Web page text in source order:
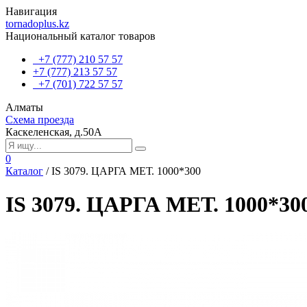
Навигация
tornadoplus.kz
Национальный каталог товаров
+7 (777) 210 57 57
+7 (777) 213 57 57
+7 (701) 722 57 57
Алматы
Схема проезда
Каскеленская, д.50А
0
Каталог /IS 3079. ЦАРГА МЕТ. 1000*300
IS 3079. ЦАРГА МЕТ.